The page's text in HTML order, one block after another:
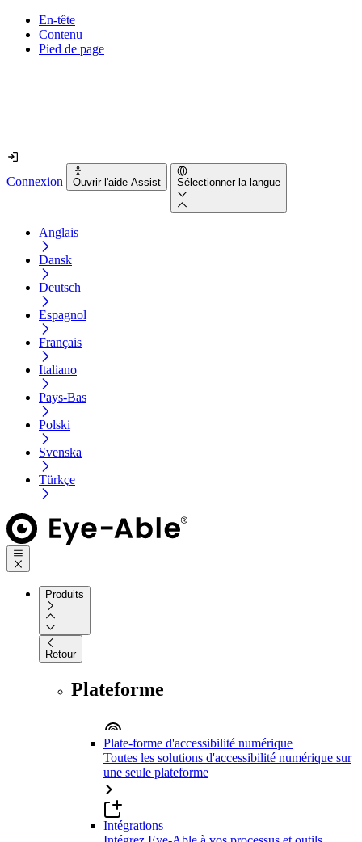
En-tête
Contenu
Pied de page
Connexion Ouvrir l'aide Assist Sélectionner la langue
Anglais
Dansk
Deutsch
Espagnol
Français
Italiano
Pays-Bas
Polski
Svenska
Türkçe
Produits
Retour
Plateforme
Plate-forme d'accessibilité numérique
Toutes les solutions d'accessibilité numérique sur
une seule plateforme
Intégrations